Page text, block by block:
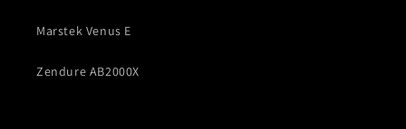
Marstek Venus E
Zendure AB2000X